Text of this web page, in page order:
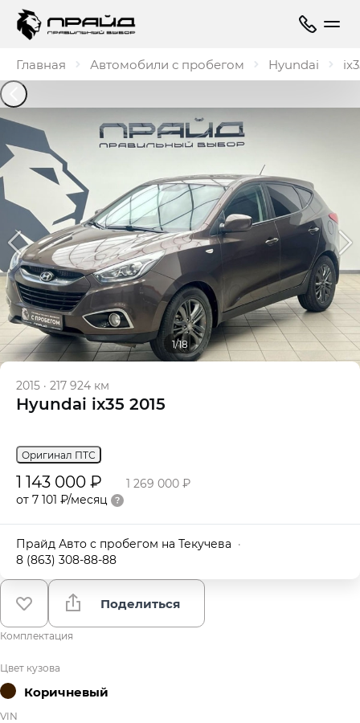
Главная Автомобили с пробегом Hyundai
1/18
2015 · 217 924 км
Hyundai ix35 2015
Оригинал ПТС
1 143 000 ₽
1 269 000 ₽
от 7 101 ₽/месяц
Прайд Авто с пробегом на Текучева ·
8 (863) 308-88-88
Поделиться
Комплектация
Цвет кузова
Коричневый
VIN